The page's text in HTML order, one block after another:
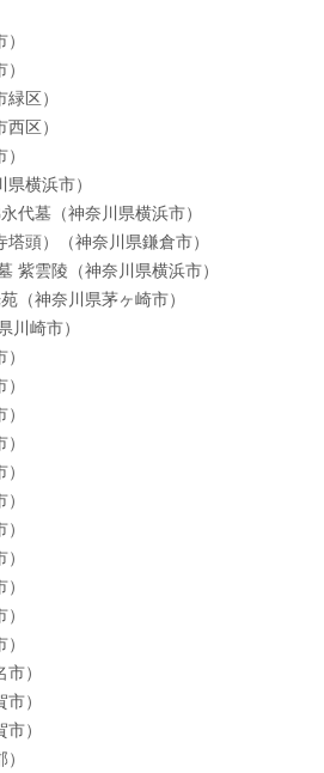
区）
区）
横浜市）
代墓（神奈川県横浜市）
頭）（神奈川県鎌倉市）
紫雲陵（神奈川県横浜市）
（神奈川県茅ヶ崎市）
川崎市）
）
）
）